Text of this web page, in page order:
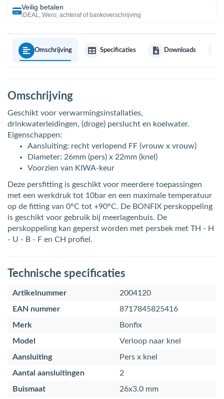
Veilig betalen
iDEAL, Wero, achteraf of bankoverschrijving
Omschrijving Specificaties Downloads
Omschrijving
Geschikt voor verwarmingsinstallaties,
drinkwaterleidingen, (droge) perslucht en koelwater.
Eigenschappen:
Aansluiting: recht verlopend FF (vrouw x vrouw)
Diameter: 26mm (pers) x 22mm (knel)
Voorzien van KIWA-keur
Deze persfitting is geschikt voor meerdere toepassingen
met een werkdruk tot 10bar en een maximale temperatuur
op de fitting van 0°C tot +90°C. De BONFIX perskoppeling
is geschikt voor gebruik bij meerlagenbuis. De
perskoppeling kan geperst worden met persbek met TH - H
- U - B - F en CH profiel.
Technische specificaties
Artikelnummer
2004120
EAN nummer
8717845825416
Merk
Bonfix
Model
Verloop naar knel
Aansluiting
Pers x knel
Aantal aansluitingen
2
Buismaat
26x3.0 mm